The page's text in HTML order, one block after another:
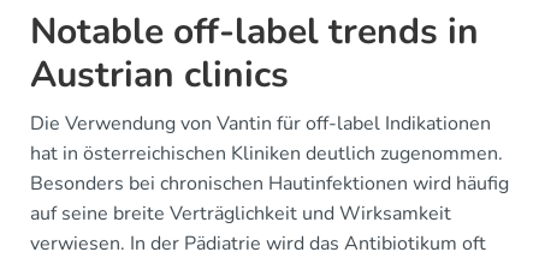
Notable off-label trends in
Austrian clinics
Die Verwendung von Vantin für off-label Indikationen
hat in österreichischen Kliniken deutlich zugenommen.
Besonders bei chronischen Hautinfektionen wird häufig
auf seine breite Verträglichkeit und Wirksamkeit
verwiesen. In der Pädiatrie wird das Antibiotikum oft